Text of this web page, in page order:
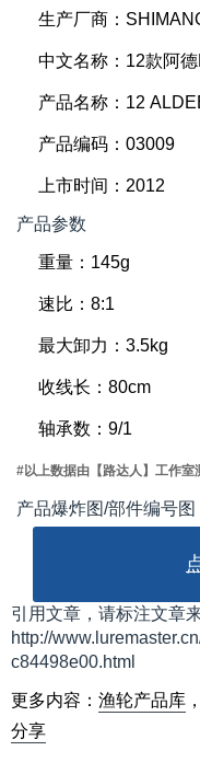
生产厂商：
中文名称：12款阿
产品名称：12
产品编码：03009
上市时间：2012
产品参数
重量：145g
速比：8:1
最大卸力：3.5kg
收线长：80cm
轴承数：9/1
#以上数据由【路达人】工作室
产品爆炸图/部件编号图
引用文章，请标注文章
http://
c84498e00.html
更多内容： 渔轮产品库 ，
分享